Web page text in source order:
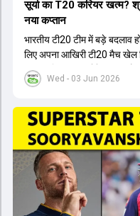
Wed - 03 Jun 2026
सूर्या का T20 करियर खत्म?
नया कप्तान
भारतीय टी20 टीम में बड़े बदलाव
लिए अपना आखिरी टी20 मैच खेल
टीम का हिस्सा नहीं होंगे।
लिए नए कप्तान की तलाश जारी
पटेल इस रेस में काफी पीछे हैं,
दौड़ से बाहर हैं। आगामी सीरीज
टीम में शामिल किया जाएगा,
होंगे। इसके अलावा नीतीश
अगरकर की अगुवाई वाली चयन
कप और 2028 ओलंपिक के लिए